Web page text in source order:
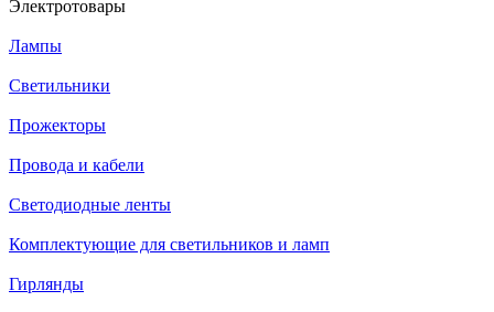
Электротовары
Лампы
Светильники
Прожекторы
Провода и кабели
Светодиодные ленты
Комплектующие для светильников и ламп
Гирлянды